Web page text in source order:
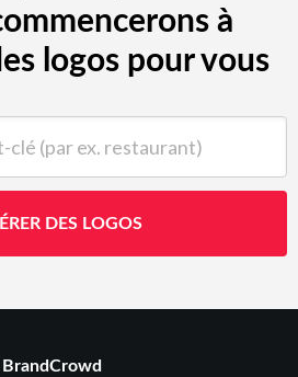
à
logos pour vous
DES LOGOS
BrandCrowd